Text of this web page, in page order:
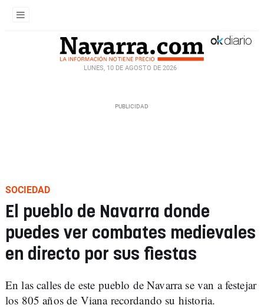
LUNES, 10 DE AGOSTO DE 2026
SOCIEDAD
El pueblo de Navarra donde
puedes ver combates medievales
en directo por sus fiestas
En las calles de este pueblo de Navarra se van a festejar
los 805 años de Viana recordando su historia.